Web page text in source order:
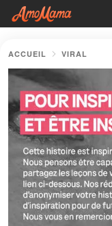
ACCUEIL VIRAL